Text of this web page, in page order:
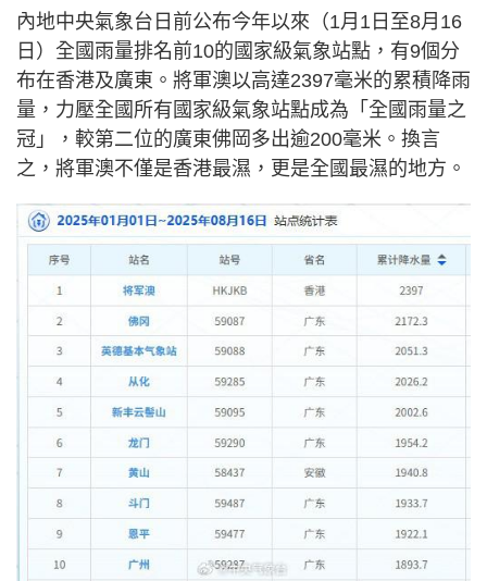
內地中央氣象台日前公布今年以來（1月1日至8月16
日）全國雨量排名前10的國家級氣象站點，有9個分
布在香港及廣東。將軍澳以高達2397毫米的累積降雨
量，力壓全國所有國家級氣象站點成為「全國雨量之
冠」，較第二位的廣東佛岡多出逾200毫米。換言
之，將軍澳不僅是香港最濕，更是全國最濕的地方。